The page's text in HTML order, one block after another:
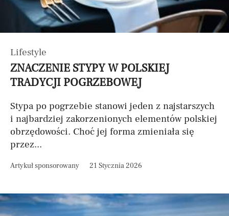
Lifestyle
ZNACZENIE STYPY W POLSKIEJ
TRADYCJI POGRZEBOWEJ
Stypa po pogrzebie stanowi jeden z najstarszych
i najbardziej zakorzenionych elementów polskiej
obrzędowości. Choć jej forma zmieniała się
przez...
Artykuł sponsorowany 21 Stycznia 2026